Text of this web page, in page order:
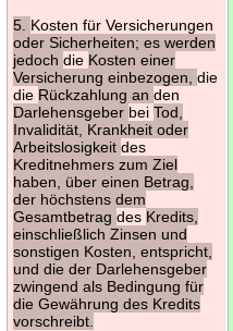
5. Kosten für Versicherungen
oder Sicherheiten; es werden
jedochdie Kosten einer
Versicherung einbezogen,die
die Rückzahlung anden
Darlehensgeber beiTod,
Invalidität, Krankheit oder
Arbeitslosigkeitdes
Kreditnehmers zum Ziel
haben, über einen Betrag,
der höchstens dem
Gesamtbetragdes Kredits,
einschließlich Zinsen und
sonstigen Kosten, entspricht,
und die der Darlehensgeber
zwingend als Bedingung für
die Gewährung des Kredits
vorschreibt.